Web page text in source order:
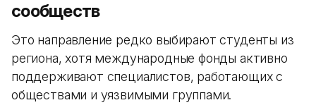
сообществ
Это направление редко выбирают студенты из
региона, хотя международные фонды активно
поддерживают специалистов, работающих с
обществами и уязвимыми группами.